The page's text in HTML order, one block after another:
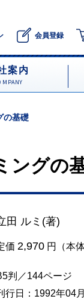
会員登録
案内
の基礎
ングの
田 ルミ (著)
価 2,970 円（本
判／144ページ
行日：1992年04